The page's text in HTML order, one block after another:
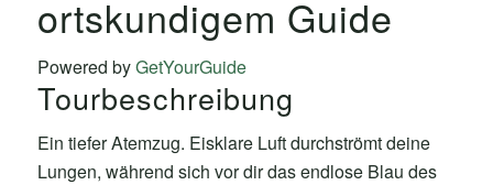
ortskundigem Guide
Powered byGetYourGuide
Tourbeschreibung
Ein tiefer Atemzug. Eisklare Luft durchströmt deine
Lungen, während sich vor dir das endlose Blau des